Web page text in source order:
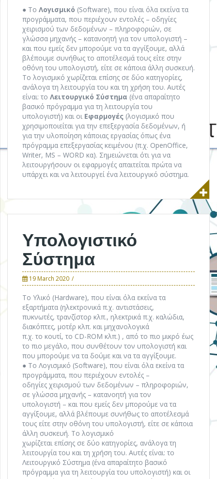
● Το Λογισμικό (Software), που είναι όλα εκείνα τα
προγράμματα, που περιέχουν εντολές – οδηγίες
χειρισμού των δεδομένων – πληροφοριών, σε
γλώσσα μηχανής – κατανοητή για τον υπολογιστή –
και που εμείς δεν μπορούμε να τα αγγίξουμε, αλλά
βλέπουμε συνήθως το αποτέλεσμά τους είτε στην
οθόνη του υπολογιστή, είτε σε κάποια άλλη συσκευή.
Το λογισμικό χωρίζεται επίσης σε δύο κατηγορίες,
ανάλογα τη λειτουργία του και τη χρήση του. Αυτές
είναι: το Λειτουργικό Σύστημα (ένα απαραίτητο
βασικό πρόγραμμα για τη λειτουργία του
υπολογιστή) και οι Εφαρμογές (λογισμικό που
χρησιμοποιείται για την επεξεργασία δεδομένων, ή
για την υλοποίηση κάποιας εργασίας όπως ένα
πρόγραμμα επεξεργασίας κειμένου (π.χ. OpenOffice,
Writer, MS – WORD κα). Σημειώνεται ότι για να
λειτουργήσουν οι εφαρμογές απαιτείται πρώτα να
υπάρχει και να λειτουργεί ένα λειτουργικό σύστημα.
Υπολογιστικό
Σύστημα
19 March 2020
Το Υλικό (Hardware), που είναι όλα εκείνα τα
εξαρτήματα (ηλεκτρονικά π.χ. αντιστάσεις,
πυκνωτές, τρανζίστορ κλπ., ηλεκτρικά π.χ. καλώδια,
διακόπτες, μοτέρ κλπ. και μηχανολογικά
π.χ. το κουτί, το CD-ROM κλπ.) , από το πιο μικρό έως
το πιο μεγάλο, που συνθέτουν τον υπολογιστή και
που μπορούμε να τα δούμε και να τα αγγίξουμε.
● Το Λογισμικό (Software), που είναι όλα εκείνα τα
προγράμματα, που περιέχουν εντολές –
οδηγίες χειρισμού των δεδομένων – πληροφοριών,
σε γλώσσα μηχανής – κατανοητή για τον
υπολογιστή – και που εμείς δεν μπορούμε να τα
αγγίξουμε, αλλά βλέπουμε συνήθως το αποτέλεσμά
τους είτε στην οθόνη του υπολογιστή, είτε σε κάποια
άλλη συσκευή. Το λογισμικό
χωρίζεται επίσης σε δύο κατηγορίες, ανάλογα τη
λειτουργία του και τη χρήση του. Αυτές είναι: το
Λειτουργικό Σύστημα (ένα απαραίτητο βασικό
πρόγραμμα για τη λειτουργία του υπολογιστή) και οι